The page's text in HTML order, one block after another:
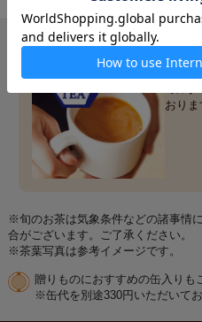
ミル
おりま
※旬のお茶は気象条件などの諸事情
合がございます。ご了承ください。
※茶葉写真は参考イメージです。
贈りものにおすすめの缶入りも
※缶代を別途330円いただいてお